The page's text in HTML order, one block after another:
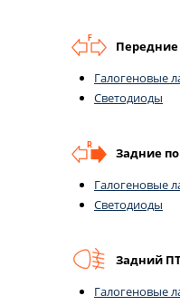
Галогеновые
Светодиоды
Задние
Галогеновые
Светодиоды
Задний
Галогеновые